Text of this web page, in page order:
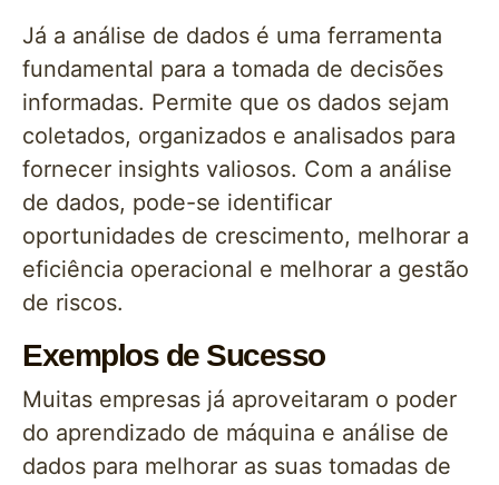
Já a análise de dados é uma ferramenta
fundamental para a tomada de decisões
informadas. Permite que os dados sejam
coletados, organizados e analisados para
fornecer insights valiosos. Com a análise
de dados, pode-se identificar
oportunidades de crescimento, melhorar a
eficiência operacional e melhorar a gestão
de riscos.
Exemplos de Sucesso
Muitas empresas já aproveitaram o poder
do aprendizado de máquina e análise de
dados para melhorar as suas tomadas de